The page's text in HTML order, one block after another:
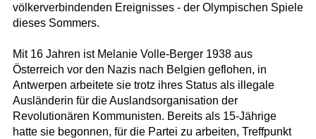
völkerverbindenden Ereignisses - der Olympischen Spiele
dieses Sommers.
Mit 16 Jahren ist Melanie Volle-Berger 1938 aus
Österreich vor den Nazis nach Belgien geflohen, in
Antwerpen arbeitete sie trotz ihres Status als illegale
Ausländerin für die Auslandsorganisation der
Revolutionären Kommunisten. Bereits als 15-Jährige
hatte sie begonnen, für die Partei zu arbeiten, Treffpunkt